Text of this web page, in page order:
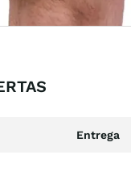
Entrega